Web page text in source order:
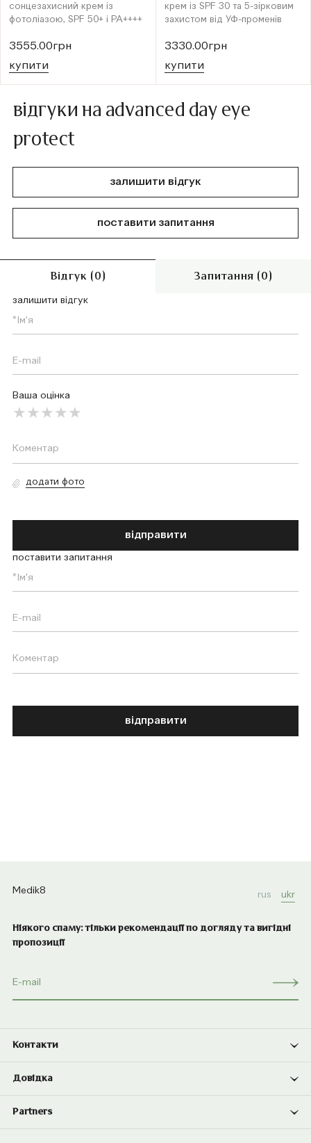
сонцезахисний крем із
фотоліазою, SPF 50+ і PA++++
3555.00грн
купити
крем із SPF 30 та 5-зірковим
захистом від УФ-променів
3330.00грн
купити
відгуки на advanced day eye
protect
залишити відгук
поставити запитання
Відгук (0) Запитання (0)
залишити відгук
Ваша оцінка
додати фото
відправити
поставити запитання
відправити
Medik8 rus ukr
Ніякого спаму: тільки рекомендації по догляду та вигідні
пропозиції
Контакти
Довідка
Partners